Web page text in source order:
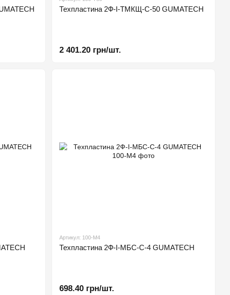
Техпластина 2Ф-І-ТМКЩ-С-50 GUMATECH
2 401.20 грн/шт.
Артикул: 100-М4
Техпластина 2Ф-І-МБС-С-4 GUMATECH
698.40 грн/шт.